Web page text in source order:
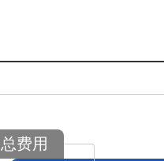
总费用